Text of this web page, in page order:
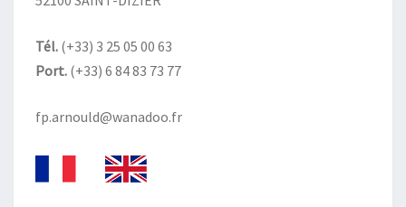
Tél. (+33) 3 25 05 00 63
Port. (+33) 6 84 83 73 77
fp.arnould@wanadoo.fr